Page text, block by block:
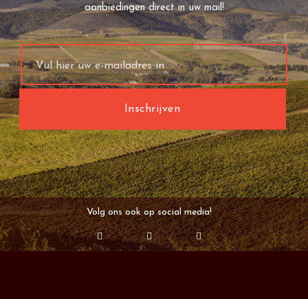
aanbiedingen direct in uw mail!
Volg ons ook op social media!